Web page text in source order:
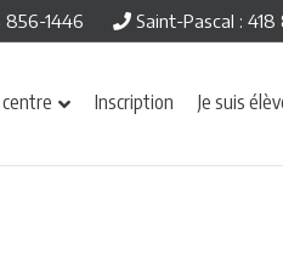
856-1446 Saint-Pascal :
Inscription Je suis